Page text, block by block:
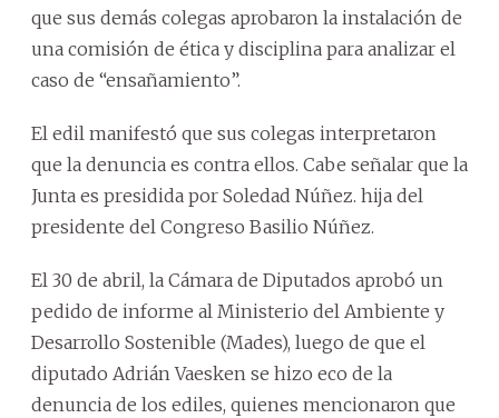
que sus demás colegas aprobaron la instalación de
una comisión de ética y disciplina para analizar el
caso de “ensañamiento”.
El edil manifestó que sus colegas interpretaron
que la denuncia es contra ellos. Cabe señalar que la
Junta es presidida por Soledad Núñez. hija del
presidente del Congreso Basilio Núñez.
El 30 de abril, la Cámara de Diputados aprobó un
pedido de informe al Ministerio del Ambiente y
Desarrollo Sostenible (Mades), luego de que el
diputado Adrián Vaesken se hizo eco de la
denuncia de los ediles, quienes mencionaron que